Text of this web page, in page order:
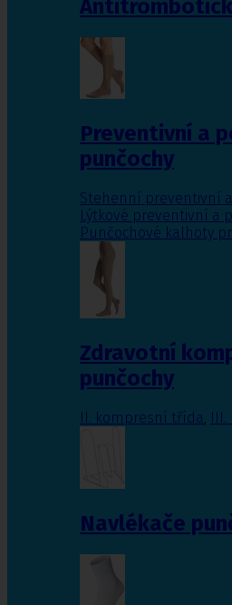
Preventivní a
punčochy
Stehenní preventivní
Lýtkové preventivní a
Punčochové kalhoty
Zdravotní
punčochy
II. kompresní třída III.
Navlékače